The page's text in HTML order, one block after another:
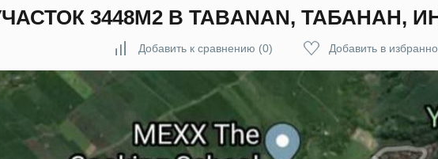
3448М2 В TABANAN, ТАБАНАН,
Добавить к сравнению (0) Добавить в